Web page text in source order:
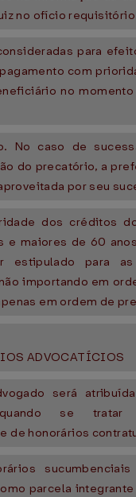
no ofício
para
com
no
No caso de
do precatório, a
por seu
dos créditos
e maiores de 60
estipulado para
importando em
em ordem de
ADVOCATÍCIOS
será
se tratar
de honorários
parcela